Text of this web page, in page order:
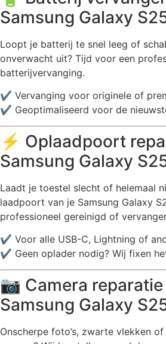
Samsung Galaxy
Loopt je batterij te snel leeg of
onverwacht uit? Tijd voor een
batterijvervanging.
✔️ Vervanging voor originele of
✔️ Geoptimaliseerd voor de
⚡ Oplaadpoort
Samsung Galaxy
Laadt je toestel slecht of helemaal
laadpoort van je Samsung Galaxy
professioneel gereinigd of
✔️ Voor alle USB-C, Lightning of
✔️ Geen oplader nodig? Wij fixen
📷 Camera
Samsung Galaxy
Onscherpe foto’s, zwarte vlekken